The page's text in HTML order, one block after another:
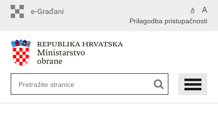
A A
Prilagodba pristupačnosti